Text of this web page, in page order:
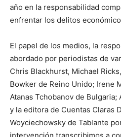
año en la responsabilidad
enfrentar los delitos
El papel de los medios, la
abordado por periodistas de
Chris Blackhurst, Michael
Bowker de Reino Unido; Irene
Atanas Tchobanov de Bulgaria;
y la editora de Cuentas Claras
Woyciechowsky de Tablante